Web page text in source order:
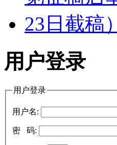
用户登录
用户登录
用户名:
密 码: